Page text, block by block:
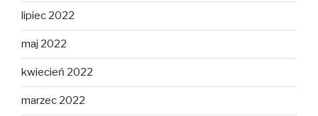
lipiec 2022
maj 2022
kwiecień 2022
marzec 2022